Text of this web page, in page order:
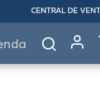
CENTRAL DE